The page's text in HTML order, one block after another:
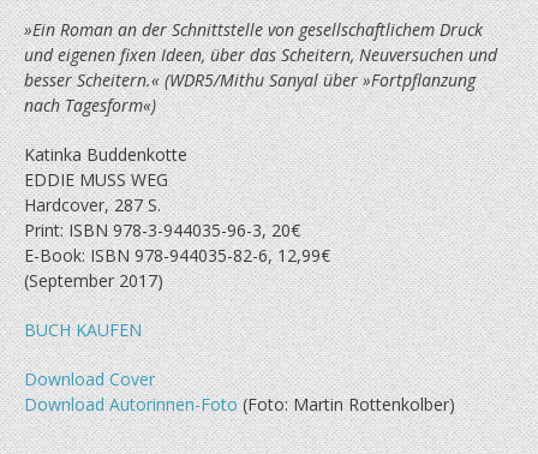
»Ein Roman an der Schnittstelle von gesellschaftlichem Druck
und eigenen fixen Ideen, über das Scheitern, Neuversuchen und
besser Scheitern.« (WDR5/Mithu Sanyal über »Fortpflanzung
nach Tagesform«)
Katinka Buddenkotte
EDDIE MUSS WEG
Hardcover, 287 S.
Print: ISBN 978-3-944035-96-3, 20€
E-Book: ISBN 978-944035-82-6, 12,99€
(September 2017)
BUCH KAUFEN
Download Cover
Download Autorinnen-Foto(Foto: Martin Rottenkolber)